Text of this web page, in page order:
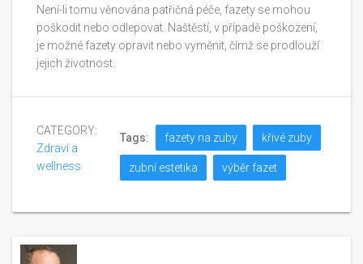
Není-li tomu věnována patřičná péče, fazety se mohou
poškodit nebo odlepovat. Naštěstí, v případě poškození,
je možné fazety opravit nebo vyměnit, čímž se prodlouží
jejich životnost.
CATEGORY:
Zdraví a
wellness
Tags: fazety na zuby křivé zuby
zubní estetika výběr fazet